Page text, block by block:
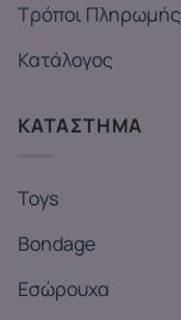
Τρόποι Πληρωμής
Κατάλογος
ΚΑΤΑΣΤΗΜΑ
Toys
Bondage
Εσώρουχα